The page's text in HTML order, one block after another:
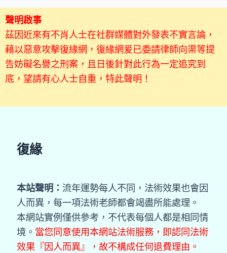
聲明啟事
茲因近來有不肖人士在社群媒體對外發表不實言論，
藉以惡意攻擊復緣網，復緣網爰已委請律師向渠等提
告妨礙名譽之刑案，且日後針對此行為一定追究到
底，望請有心人士自重，特此聲明！
復緣
本站聲明： 流年運勢每人不同，法術效果也會因
人而異，每一項法術老師都會竭盡所能處理。
本網站實例僅供參考，不代表每個人都是相同情
境。 當您同意使用本網站法術服務，即認同法術
效果『因人而異』，故不構成任何退費理由。